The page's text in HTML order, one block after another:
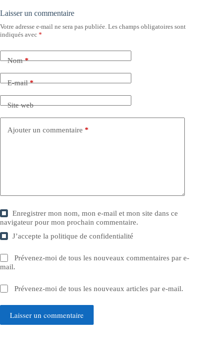
Laisser un commentaire
Votre adresse e-mail ne sera pas publiée. Les champs obligatoires sont
indiqués avec *
Nom*
E-mail*
Site web
Ajouter un commentaire *
Enregistrer mon nom, mon e-mail et mon site dans ce
navigateur pour mon prochain commentaire.
J’accepte lapolitique de confidentialité
Prévenez-moi de tous les nouveaux commentaires par e-
mail.
Prévenez-moi de tous les nouveaux articles par e-mail.
Laisser un commentaire